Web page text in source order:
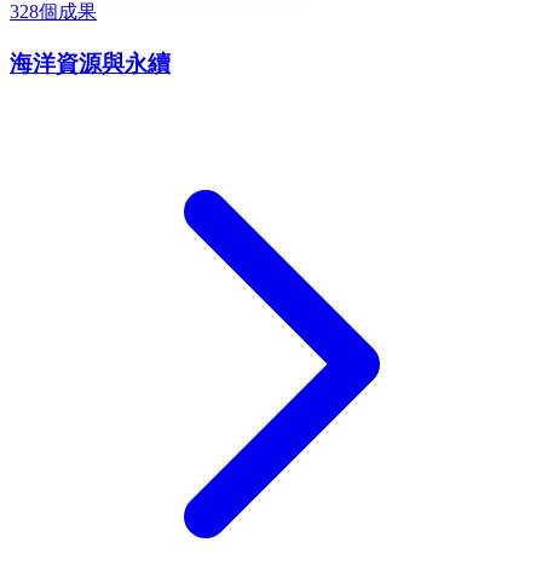
328個成果
海洋資源與永續